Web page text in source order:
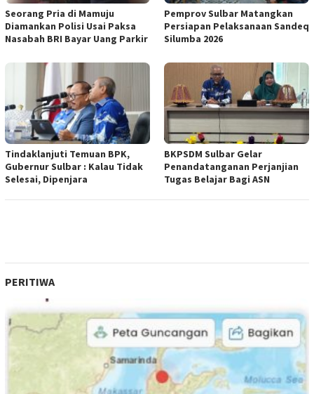
Seorang Pria di Mamuju
Diamankan Polisi Usai Paksa
Nasabah BRI Bayar Uang Parkir
Pemprov Sulbar Matangkan
Persiapan Pelaksanaan Sandeq
Silumba 2026
Tindaklanjuti Temuan BPK,
Gubernur Sulbar : Kalau Tidak
Selesai, Dipenjara
BKPSDM Sulbar Gelar
Penandatanganan Perjanjian
Tugas Belajar Bagi ASN
PERITIWA